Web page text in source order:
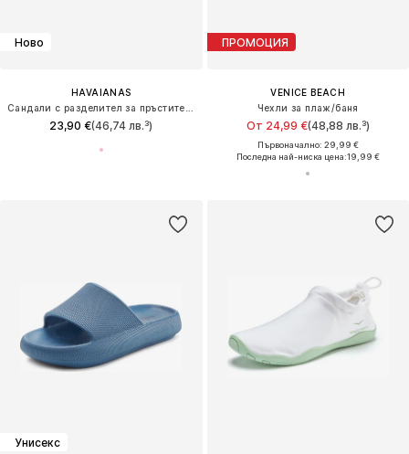
Ново
HAVAIANAS
Сандали с разделител за пръстите 'Top'
23,90 €(46,74 лв.³)
ПРОМОЦИЯ
VENICE BEACH
Чехли за плаж/баня
От 24,99 €(48,88 лв.³)
Първоначално: 29,99 €
Последна най-ниска цена:19,99 €
Унисекс